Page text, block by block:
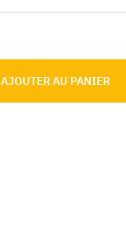
AJOUTER AU PANIER